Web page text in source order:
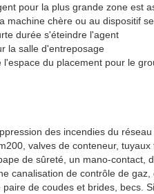
pour la plus grande zone est
machine chère ou au dispositif
durée s'éteindre l'agent
la salle d'entreposage
l'espace du placement pour le
des incendies du
valves de conteneur,
de sûreté, un mano-contact,
canalisation de contrôle de
de coudes et brides, becs.